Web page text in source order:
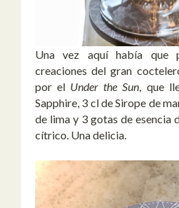
Una vez aquí había que
creaciones del gran
por el Under the Sun , que
Sapphire, 3 cl de Sirope de
de lima y 3 gotas de esencia
cítrico. Una delicia.